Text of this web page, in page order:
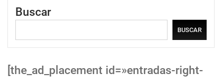
Buscar
BUSCAR
[the_ad_placement id=»entradas-right-